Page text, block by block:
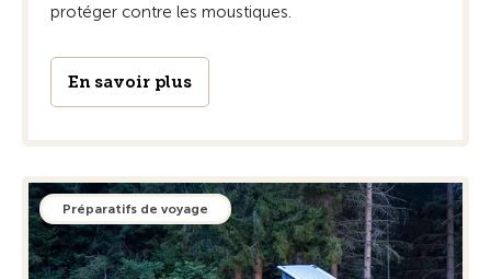
protéger contre les moustiques.
En savoir plus
Préparatifs de voyage